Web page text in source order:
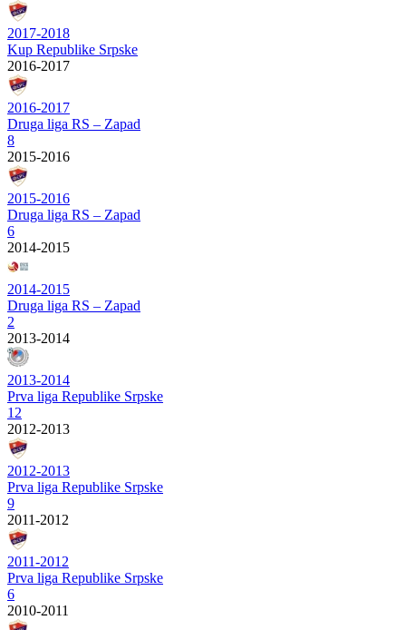
2017-2018
Kup Republike Srpske
2016-2017
2016-2017
Druga liga RS – Zapad
8
2015-2016
2015-2016
Druga liga RS – Zapad
6
2014-2015
2014-2015
Druga liga RS – Zapad
2
2013-2014
2013-2014
Prva liga Republike Srpske
12
2012-2013
2012-2013
Prva liga Republike Srpske
9
2011-2012
2011-2012
Prva liga Republike Srpske
6
2010-2011